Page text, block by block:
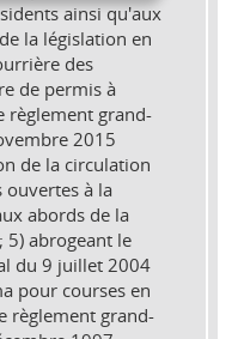
ainsi qu'aux
la législation en
des
de permis à
règlement grand-
2015
de la circulation
ouvertes à la
abords de la
5) abrogeant le
du 9 juillet 2004
pour courses en
règlement grand-